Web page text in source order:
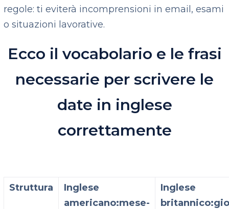
regole: ti eviterà incomprensioni in email, esami
o situazioni lavorative.
Ecco il vocabolario e le frasi
necessarie per scrivere le
date in inglese
correttamente
Struttura
Inglese
americano:mese-
Inglese
britannico: